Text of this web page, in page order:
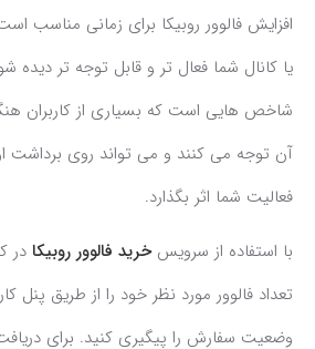
افزایش فالوور روبیکا برای زمانی مناسب
یا کانال شما فعال تر و قابل توجه تر دیده
شاخص هایی است که بسیاری از کاربران
آن توجه می کنند و می تواند روی برداشت
فعالیت شما اثر بگذارد.
با استفاده از سرویسخرید فالوور روبیکا در
تعداد فالوور مورد نظر خود را از طریق پنل
وضعیت سفارش را پیگیری کنید. برای